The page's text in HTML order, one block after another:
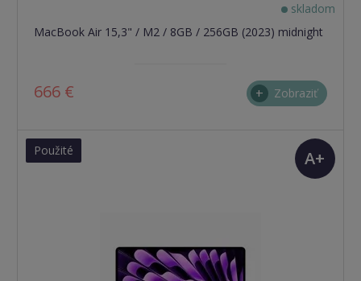
skladom
MacBook Air 15,3" / M2 / 8GB / 256GB (2023) midnight
666 € Zobraziť
Použité
A+